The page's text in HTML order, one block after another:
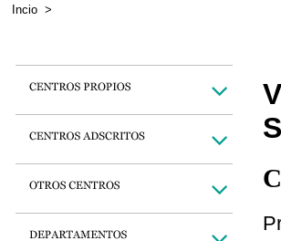
Incio >